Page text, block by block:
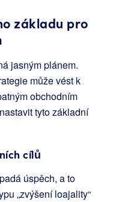
základu pro
jasným plánem.
může vést k
obchodním
tyto základní
cílů
úspěch, a to
„zvýšení loajality“